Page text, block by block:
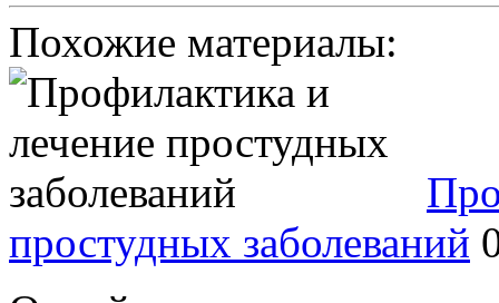
Похожие материалы:
простудных заболеваний